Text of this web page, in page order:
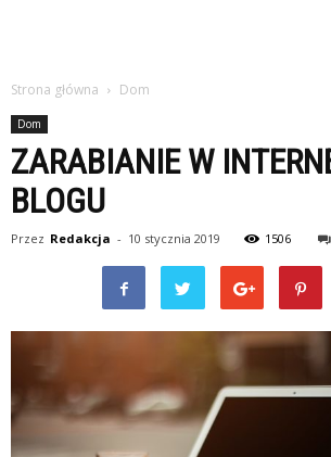
Strona główna Dom
Dom
ZARABIANIE W
BLOGU
Przez Redakcja - 10 stycznia 2019 1506